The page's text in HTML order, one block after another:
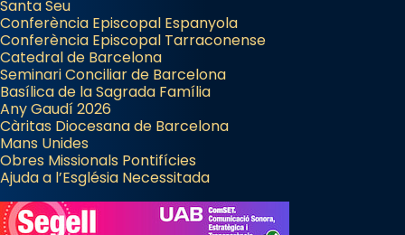
Santa Seu
Conferència Episcopal Espanyola
Conferència Episcopal Tarraconense
Catedral de Barcelona
Seminari Conciliar de Barcelona
Basílica de la Sagrada Família
Any Gaudí 2026
Càritas Diocesana de Barcelona
Mans Unides
Obres Missionals Pontifícies
Ajuda a l’Església Necessitada